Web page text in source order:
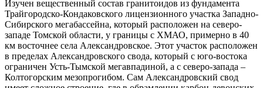
Изучен вещественный состав гранитоидов из фундамента
Трайгородско-Кондаковского лицензионного участка Западно-
Сибирского мегабассейна, который расположен на северо-
западе Томской области, у границы с ХМАО, примерно в 40
км восточнее села Александровское. Этот участок расположен
в пределах Александровского свода, который с юго-востока
ограничен Усть-Тымской мегавпадиной, а с северо-запада –
Колтогорским мезопрогибом. Сам Александровский свод